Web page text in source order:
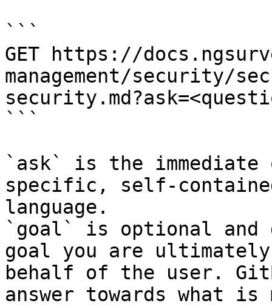
```
GET https://
management/security/
```
`ask` is the
specific, self-
language.
`goal` is optional and
goal you are
behalf of the user.
answer towards what